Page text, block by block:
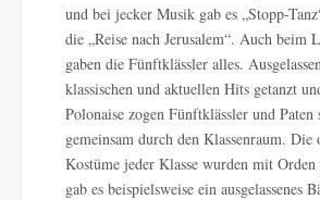
und bei jecker Musik gab es „Stopp-
die „Reise nach Jerusalem“. Auch beim
gaben die Fünftklässler alles.
klassischen und aktuellen Hits getanzt
Polonaise zogen Fünftklässler und Paten
gemeinsam durch den Klassenraum.
Kostüme jeder Klasse wurden mit
gab es beispielsweise ein ausgelassenes